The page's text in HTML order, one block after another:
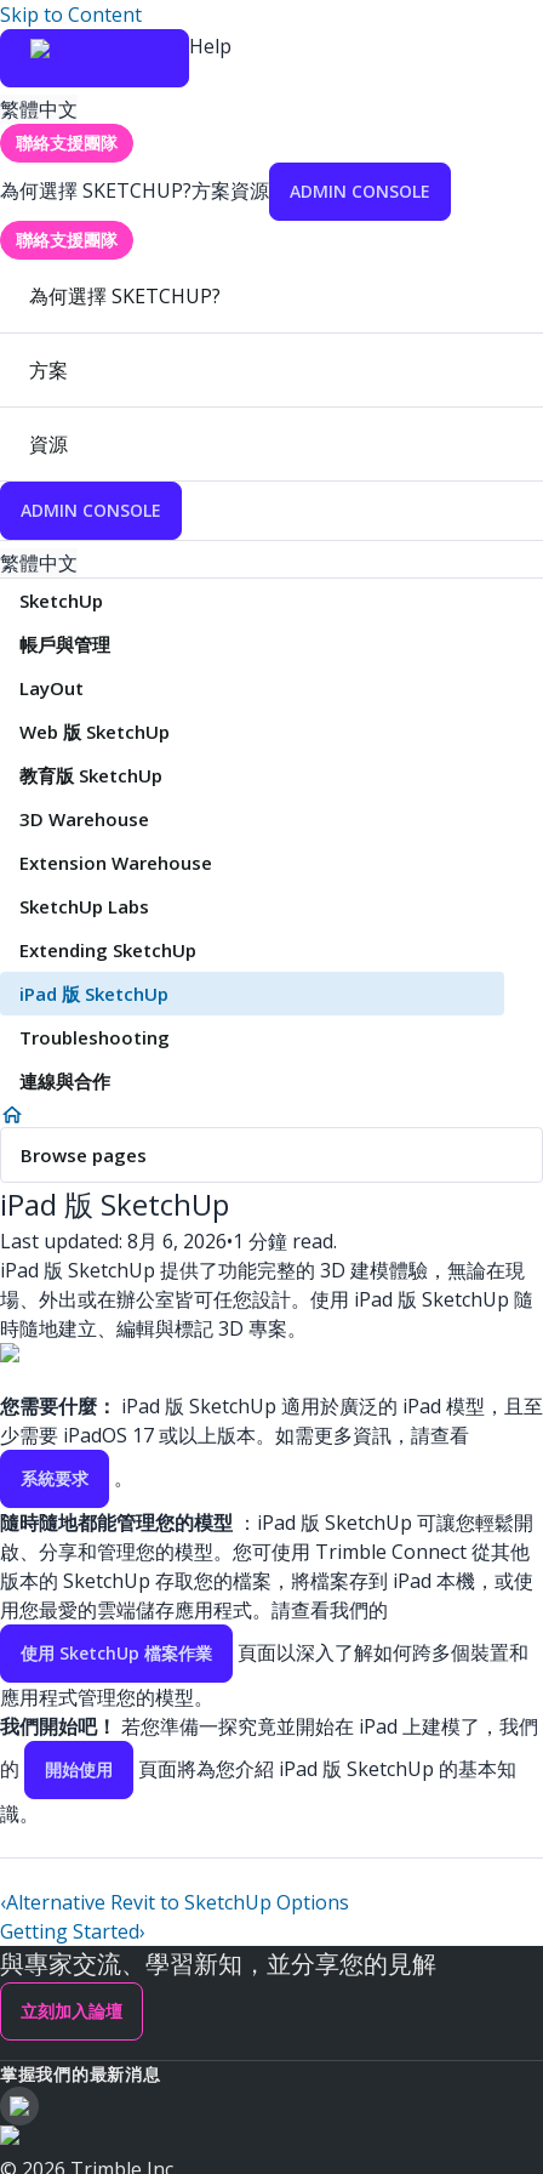
Skip to Content
Help
繁體中文
聯絡支援團隊
為何選擇 SKETCHUP?方案資源 ADMIN CONSOLE
聯絡支援團隊
為何選擇 SKETCHUP?
方案
資源
ADMIN CONSOLE
繁體中文
SketchUp
帳戶與管理
LayOut
Web 版 SketchUp
教育版 SketchUp
3D Warehouse
Extension Warehouse
SketchUp Labs
Extending SketchUp
iPad 版 SketchUp
Troubleshooting
連線與合作
Browse pages
iPad 版 SketchUp
Last updated: 8月 6, 2026•1 分鐘 read.
iPad 版 SketchUp 提供了功能完整的 3D 建模體驗，無論在現
場、外出或在辦公室皆可任您設計。使用 iPad 版 SketchUp 隨
時隨地建立、編輯與標記 3D 專案。
您需要什麼： iPad 版 SketchUp 適用於廣泛的 iPad 模型，且至
少需要 iPadOS 17 或以上版本。如需更多資訊，請查看
系統要求
。
隨時隨地都能管理您的模型 ：iPad 版 SketchUp 可讓您輕鬆開
啟、分享和管理您的模型。您可使用 Trimble Connect 從其他
版本的 SketchUp 存取您的檔案，將檔案存到 iPad 本機，或使
用您最愛的雲端儲存應用程式。請查看我們的
使用 SketchUp 檔案作業
頁面以深入了解如何跨多個裝置和
應用程式管理您的模型。
我們開始吧！ 若您準備一探究竟並開始在 iPad 上建模了，我們
的
開始使用
頁面將為您介紹 iPad 版 SketchUp 的基本知
識。
‹Alternative Revit to SketchUp Options
Getting Started›
與專家交流、學習新知，並分享您的見解
立刻加入論壇
掌握我們的最新消息